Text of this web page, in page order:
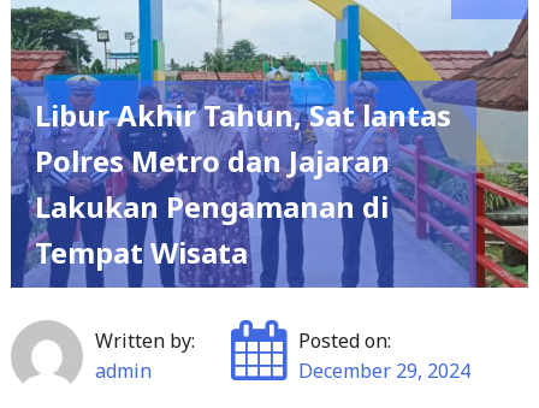
Libur Akhir Tahun, Sat lantas
Polres Metro dan Jajaran
Lakukan Pengamanan di
Tempat Wisata
Written by:
admin
Posted on:
December 29, 2024